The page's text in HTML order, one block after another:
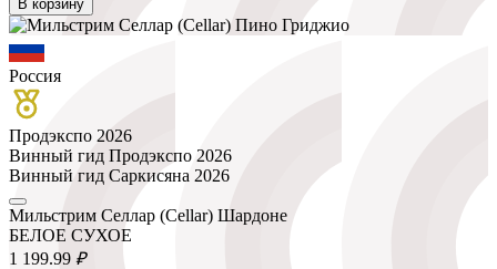
В корзину
Россия
Продэкспо 2026
Винный гид Продэкспо 2026
Винный гид Саркисяна 2026
Мильстрим Селлар (Cellar) Шардоне
БЕЛОЕ СУХОЕ
1 199.99 ₽